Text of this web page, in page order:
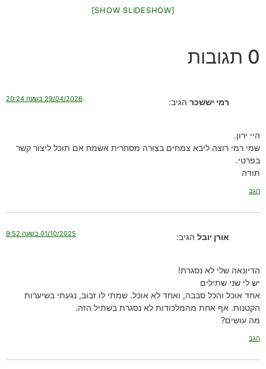
[SHOW SLIDESHOW]
0 תגובות
רמי יששכר הגיב: 29/04/2026 בשעה 20:24
היי ירון.
שמי רמי רוצה ליבא צמחים בצורה מסחרית אשמח אם תוכל ליצור קשר
בפרטי.
תודה
הגב
אורן יובל הגיב: 01/10/2025 בשעה 9:52
הדיונאה שלי לא נסגרת!
יש לי שני שתילים
אחד אוכל והכל סבבה, ואחד לא אוכל. שמתי לו זבוב, נגעתי בשיערות
הקטנות. אף אחת מהמלכודות לא נסגרת בשתיל הזה.
מה עושים?
הגב